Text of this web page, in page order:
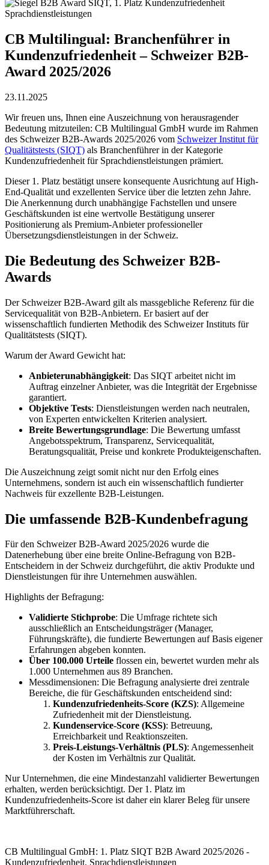
CB Multilingual: Branchenführer in
Kundenzufriedenheit – Schweizer B2B-
Award 2025/2026
23.11.2025
Wir freuen uns, Ihnen eine Auszeichnung von herausragender
Bedeutung mitzuteilen: CB Multilingual GmbH wurde im Rahmen
des Schweizer B2B-Awards 2025/2026 vom Schweizer Institut für
Qualitätstests (SIQT) als Branchenführer in der Kategorie
Kundenzufriedenheit für Sprachdienstleistungen prämiert.
Dieser 1. Platz bestätigt unsere konsequente Ausrichtung auf High-
End-Qualität und exzellenten Service über die letzten zehn Jahre.
Die Anerkennung durch unabhängige Fachstellen und unsere
Geschäftskunden ist eine wertvolle Bestätigung unserer
Positionierung als Premium-Anbieter professioneller
Übersetzungsdienstleistungen in der Schweiz.
Die Bedeutung des Schweizer B2B-
Awards
Der Schweizer B2B-Award gilt als massgebliche Referenz für die
Servicequalität von B2B-Anbietern. Er basiert auf der
wissenschaftlich fundierten Methodik des Schweizer Instituts für
Qualitätstests (SIQT).
Warum der Award Gewicht hat:
Anbieterunabhängigkeit: Das SIQT arbeitet nicht im
Auftrag einzelner Anbieter, was die Integrität der Ergebnisse
garantiert.
Objektive Tests: Dienstleistungen werden nach neutralen,
von Experten entwickelten Kriterien analysiert.
Breite Bewertungsgrundlage: Die Bewertung umfasst
Angebotsspektrum, Transparenz, Servicequalität,
Beratungsqualität, Preise und konkrete Produkteigenschaften.
Die Auszeichnung zeigt somit nicht nur den Erfolg eines
Unternehmens, sondern ist auch ein wissenschaftlich fundierter
Nachweis für exzellente B2B-Leistungen.
Die umfassende B2B-Kundenbefragung
Für den Schweizer B2B-Award 2025/2026 wurde die
Datenerhebung über eine breite Online-Befragung von B2B-
Entscheidern in der Schweiz durchgeführt, die aktiv Produkte und
Dienstleistungen für ihre Unternehmen auswählen.
Highlights der Befragung:
Validierte Stichprobe: Die Umfrage richtete sich
ausschließlich an Entscheidungsträger (Manager,
Führungskräfte), die fundierte Bewertungen auf Basis eigener
Erfahrungen abgeben konnten.
Über 100.000 Urteile flossen ein, bewertet wurden mehr als
1.000 Unternehmen aus 89 Branchen.
Messdimensionen: Die Befragung analysierte drei zentrale
Bereiche, die für Geschäftskunden entscheidend sind:
Kundenzufriedenheits-Score (KZS): Allgemeine
Zufriedenheit mit der Dienstleistung.
Kundenservice-Score (KSS): Betreuung,
Erreichbarkeit und Reaktionszeiten.
Preis-Leistungs-Verhältnis (PLS): Angemessenheit
der Kosten im Verhältnis zur Qualität.
Nur Unternehmen, die eine Mindestanzahl validierter Bewertungen
erhalten, werden berücksichtigt. Der 1. Platz im
Kundenzufriedenheits-Score ist daher ein klarer Beleg für unsere
Marktführerschaft.
CB Multilingual GmbH: 1. Platz SIQT B2B Award 2025/2026 -
Kundenzufriedenheit, Sprachdienstleistungen